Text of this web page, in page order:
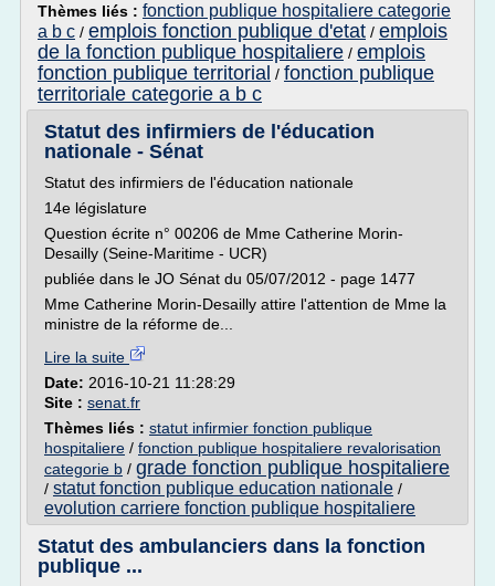
Thèmes liés : fonction publique hospitaliere categorie
a b c / emplois fonction publique d'etat / emplois
de la fonction publique hospitaliere / emplois
fonction publique territorial / fonction publique
territoriale categorie a b c
Statut des infirmiers de l'éducation
nationale - Sénat
Statut des infirmiers de l'éducation nationale
14e législature
Question écrite n° 00206 de Mme Catherine Morin-
Desailly (Seine-Maritime - UCR)
publiée dans le JO Sénat du 05/07/2012 - page 1477
Mme Catherine Morin-Desailly attire l'attention de Mme la
ministre de la réforme de...
Lire la suite
Date: 2016-10-21 11:28:29
Site : senat.fr
Thèmes liés : statut infirmier fonction publique
hospitaliere / fonction publique hospitaliere revalorisation
categorie b / grade fonction publique hospitaliere
/ statut fonction publique education nationale /
evolution carriere fonction publique hospitaliere
Statut des ambulanciers dans la fonction
publique ...